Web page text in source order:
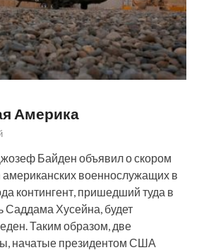
Америка
Байден объявил о скором
военнослужащих в
контингент, пришедший туда в
Саддама Хусейна, будет
Таким образом, две
начатые президентом США